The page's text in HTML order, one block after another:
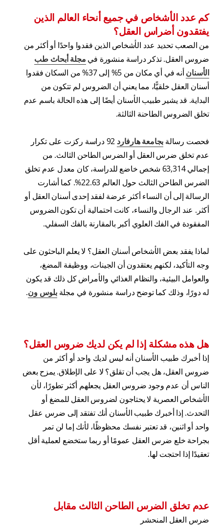
كم عدد الأشخاص في جميع أنحاء العالم الذين
يفتقدون أضراس العقل؟
من الصعب تحديد عدد الأشخاص الذين فقدوا واحدًا أو أكثر من
ضروس العقل. تذكر دراسة منشورة في مجلة أبحاث طب
الأسنان
أنه في أي مكان من 5% إلى 37% من السكان فقدوا
أسنان العقل خلقيًّا، مما يعني أن الضروس لم تتكون من
البداية. قد يشير طبيب الأسنان أيضًا إلى هذه الحالة باسم عدم
تخلق الضروس الطاحنة الثالثة.
فحصت رسالة بجامعة هارفارد
92 دراسة ركزت على تكرار
عدم تخلق ضرس العقل أو الضرس الطاحن الثالث. من
إجمالي 63,314 شخص خاضع للدراسة، كان معدل عدم تخلق
الضرس الطاحن الثالث حول العالم 22.63%. كما أشارت
الرسالة إلى أن النساء أكثر عرضة لفقد إحدى أسنان العقل أو
أكثر. عند الرجال والنساء، كانت احتمالية أن تكون الضروس
المفقودة في الفك العلوي أكبر بالمقارنة بالفك السفلي.
لماذا يفقد بعض الأشخاص أسنان العقل؟ لا يعلم الباحثون على
وجه التأكيد، لكنهم يعتقدون أن الجينات، ووظيفة المضغ،
والعوامل البيئية، والنظام الغذائي والأمراض كل ذلك قد يكون
له دورًا، وذلك كما توضح دراسة منشورة في مجلةبلوس ون.
هل هذه مشكلة إذا لم يكن لديك ضروس العقل؟
إذا أخبرك طبيب الأسنان أنه ليس لديك واحد أو أكثر من
ضروس العقل، هل يجب أن تقلق؟ لا على الإطلاق. يمزح بعض
الناس أن عدم وجود ضروس العقل يجعلهم أكثر تطورًا، لأن
الأشخاص العصرية لا يحتاجون لضروس العقل للمضغ أو
التحدث. إذا أخبرك طبيب الأسنان أنك تفتقد إلى ضرس عقل
واحد أو اثنين، قد تعتبر نفسك محظوظًا، لأنك إما لن تمر
بجراحة خلع ضرس العقل عمومًا أو ربما ستخضع لعملية أقل
تعقيدًا إذا احتجت لها.
عدم تخلق الضرس الطاحن الثالث مقابل
ضرس العقل المنحشر